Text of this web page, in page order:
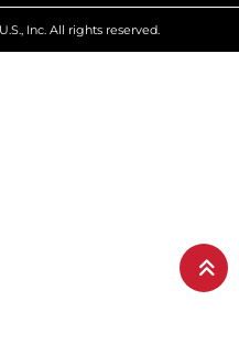
Inc. All rights reserved.